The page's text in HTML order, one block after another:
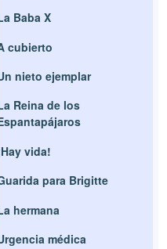
Baba X
cubierto
nieto ejemplar
Reina de los
vida!
para Brigitte
hermana
médica